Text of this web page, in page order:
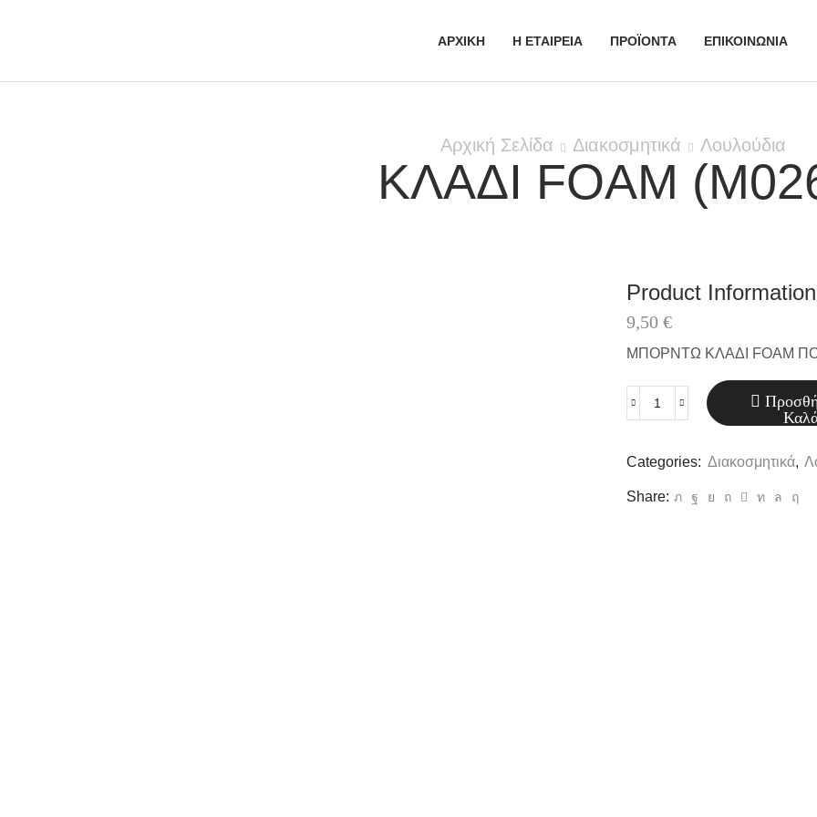
ΑΡΧΙΚΗ Η ΕΤΑΙΡΕΙΑ ΠΡΟΪΟΝΤΑ ΕΠΙΚΟΙΝΩΝΙΑ
Αρχική Σελίδα Διακοσμητικά Λουλούδια
ΚΛΑΔΙ FOAM
Product Information
9,50 €
ΜΠΟΡΝΤΩ ΚΛΑΔΙ FOAM
(M026)
ποσότητα
Categories: Διακοσμητικά,
Share: